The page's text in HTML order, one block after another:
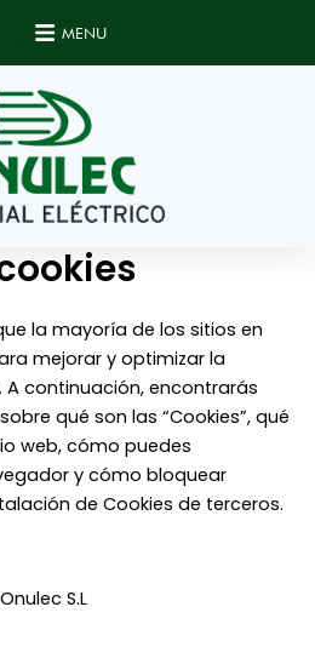
MENU
la mayoría de los sitios en
mejorar y optimizar la
A continuación, encontrarás
qué son las “Cookies”, qué
web, cómo puedes
y cómo bloquear
de Cookies de terceros.
S.L